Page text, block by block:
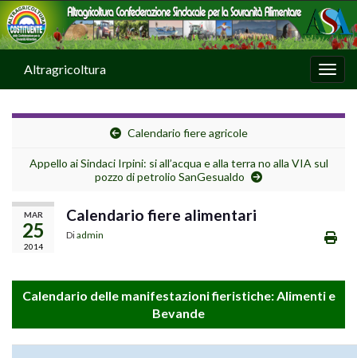
Altragricoltura
Calendario fiere agricole
Appello ai Sindaci Irpini: si all’acqua e alla terra no alla VIA sul
pozzo di petrolio SanGesualdo
MAR
25
2014
Calendario fiere alimentari
Diadmin
Calendario delle manifestazioni fieristiche: Alimenti e
Bevande